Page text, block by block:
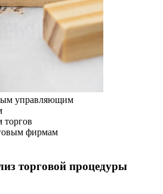
управляющим
торгов
фирмам
торговой процедуры